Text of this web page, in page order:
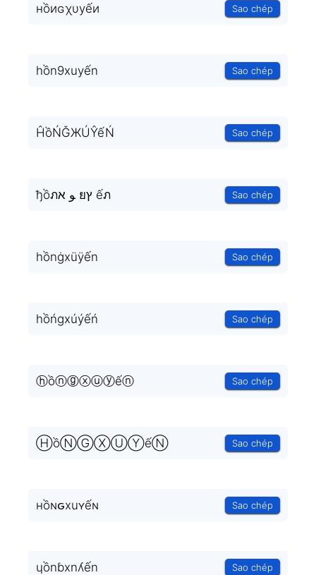
нồиɢχυуếи Sao chép
hồn9xuyến Sao chép
ĤồŃĞЖÚŶếŃ Sao chép
ђồภﻮ א ยץ ếภ Sao chép
hồnġxüÿến Sao chép
hồńgxúýếń Sao chép
ⓗồⓝⓖⓧⓤⓨếⓝ Sao chép
ⒽồⓃⒼⓍⓊⓎếⓃ Sao chép
нồɴԍxuʏếɴ Sao chép
ɥồnɓxnʎến Sao chép